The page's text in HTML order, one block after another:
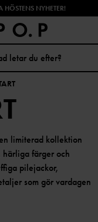
HÖSTENS NYHETER!
limiterad kollektion
färger och
pilejackor,
som gör vardagen